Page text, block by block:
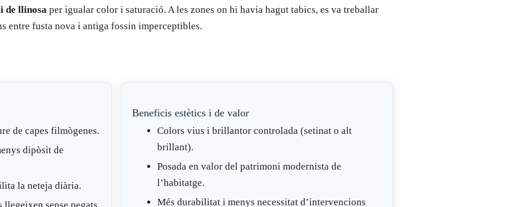
de llinosa per igualar color i saturació. A les zones on hi havia hagut tabics, es va treballar
entre fusta nova i antiga fossin imperceptibles.
de capes filmògenes.
dipòsit de
la neteja diària.
sense pegats.
Beneficis estètics i de valor
Colors vius i brillantor controlada (setinat o alt
brillant).
Posada en valor del patrimoni modernista de
l’habitatge.
Més durabilitat i menys necessitat d’intervencions